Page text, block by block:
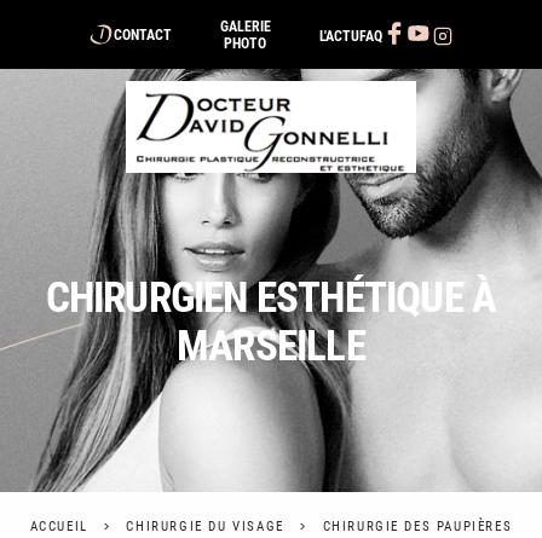
CONTACT
GALERIE
PHOTO
L'ACTUFAQ
CHIRURGIEN ESTHÉTIQUE À
MARSEILLE
ACCUEIL CHIRURGIE DU VISAGE CHIRURGIE DES PAUPIÈRES
Panneau de gestion des cookies